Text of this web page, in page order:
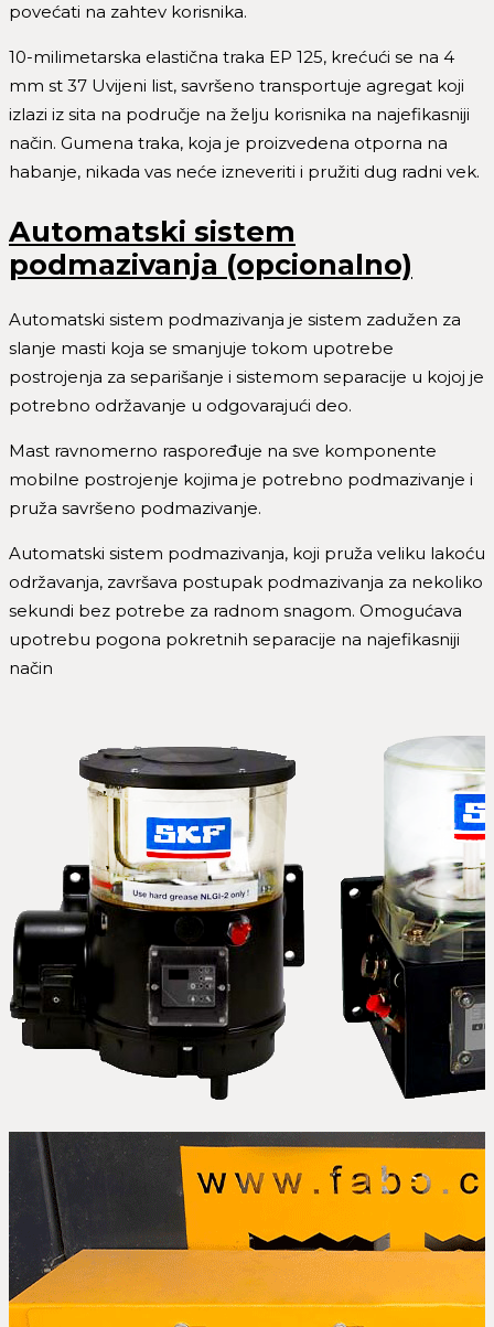
povećati na zahtev korisnika.
10-milimetarska elastična traka EP 125, krećući se na 4
mm st 37 Uvijeni list, savršeno transportuje agregat koji
izlazi iz sita na područje na želju korisnika na najefikasniji
način. Gumena traka, koja je proizvedena otporna na
habanje, nikada vas neće izneveriti i pružiti dug radni vek.
Automatski sistem
podmazivanja (opcionalno)
Automatski sistem podmazivanja je sistem zadužen za
slanje masti koja se smanjuje tokom upotrebe
postrojenja za separišanje i sistemom separacije u kojoj je
potrebno održavanje u odgovarajući deo.
Mast ravnomerno raspoređuje na sve komponente
mobilne postrojenje kojima je potrebno podmazivanje i
pruža savršeno podmazivanje.
Automatski sistem podmazivanja, koji pruža veliku lakoću
održavanja, završava postupak podmazivanja za nekoliko
sekundi bez potrebe za radnom snagom. Omogućava
upotrebu pogona pokretnih separacije na najefikasniji
način